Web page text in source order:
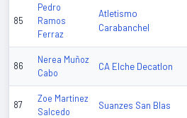
85
Pedro
Ramos
Ferraz
Atletismo
Carabanchel
86
Nerea Muñoz
Cabo
CA Elche Decatlon
87
Zoe Martinez
Salcedo
Suanzes San Blas